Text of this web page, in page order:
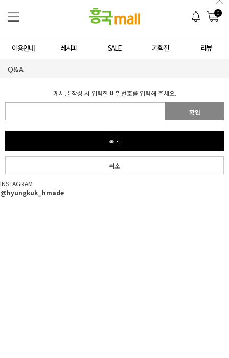
0
이용안내 레시피 SALE 기획전 리뷰
Q&A
게시글 작성 시 입력한 비밀번호를 입력해 주세요.
확인
목록
취소
INSTAGRAM
@hyungkuk_hmade